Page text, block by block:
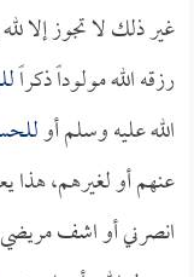
غير ذلك لا تجوز إلا
رزقه الله مولوداً ذكراً
الله عليه وسلم أو
عنهم أو لغيرهم، هذا
انصرني أو اشف